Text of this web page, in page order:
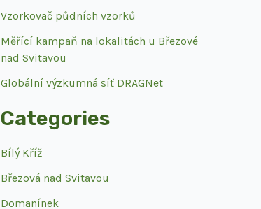
Vzorkovač půdních vzorků
Měřící kampaň na lokalitách u Březové
nad Svitavou
Globální výzkumná síť DRAGNet
Categories
Bílý Kříž
Březová nad Svitavou
Domanínek